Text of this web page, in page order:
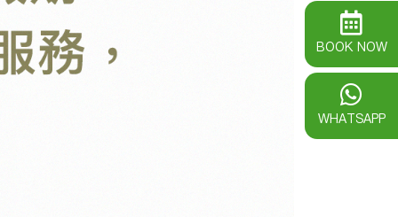
BOOK NOW
WHATSAPP